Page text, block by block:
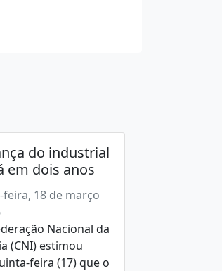
do industrial
em dois anos
feira, 18 de março
Nacional da
(CNI) estimou
feira (17) que o